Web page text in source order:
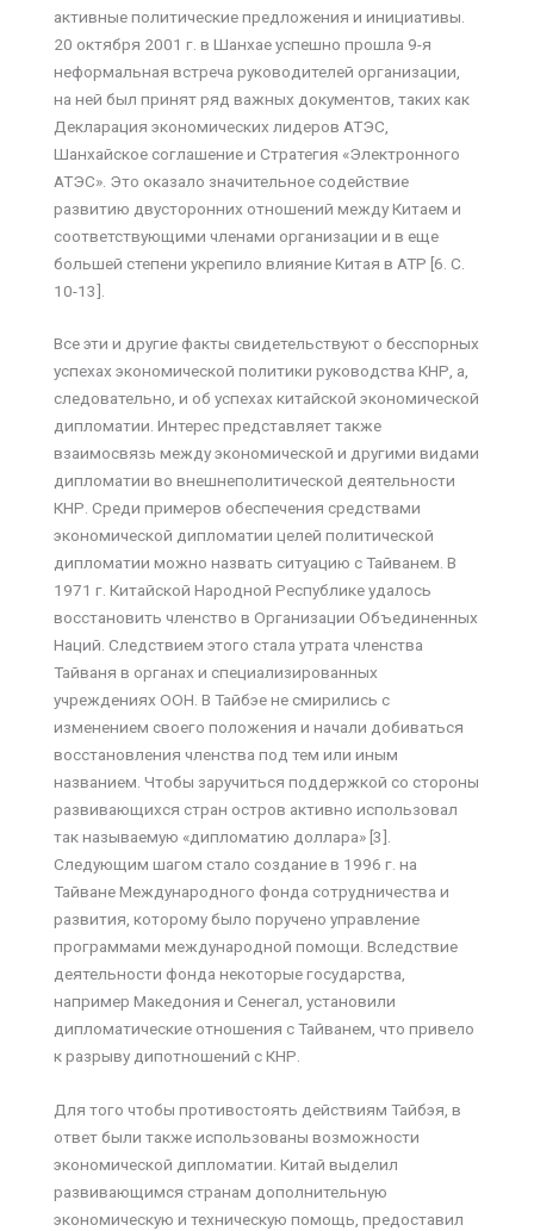
активные политические предложения и инициативы.
20 октября 2001 г. в Шанхае успешно прошла 9-я
неформальная встреча руководителей организации,
на ней был принят ряд важных документов, таких как
Декларация экономических лидеров АТЭС,
Шанхайское соглашение и Стратегия «Электронного
АТЭС». Это оказало значительное содействие
развитию двусторонних отношений между Китаем и
соответствующими членами организации и в еще
большей степени укрепило влияние Китая в АТР [6. С.
10-13].
Все эти и другие факты свидетельствуют о бесспорных
успехах экономической политики руководства КНР, а,
следовательно, и об успехах китайской экономической
дипломатии. Интерес представляет также
взаимосвязь между экономической и другими видами
дипломатии во внешнеполитической деятельности
КНР. Среди примеров обеспечения средствами
экономической дипломатии целей политической
дипломатии можно назвать ситуацию с Тайванем. В
1971 г. Китайской Народной Республике удалось
восстановить членство в Организации Объединенных
Наций. Следствием этого стала утрата членства
Тайваня в органах и специализированных
учреждениях ООН. В Тайбэе не смирились с
изменением своего положения и начали добиваться
восстановления членства под тем или иным
названием. Чтобы заручиться поддержкой со стороны
развивающихся стран остров активно использовал
так называемую «дипломатию доллара» [3].
Следующим шагом стало создание в 1996 г. на
Тайване Международного фонда сотрудничества и
развития, которому было поручено управление
программами международной помощи. Вследствие
деятельности фонда некоторые государства,
например Македония и Сенегал, установили
дипломатические отношения с Тайванем, что привело
к разрыву дипотношений с КНР.
Для того чтобы противостоять действиям Тайбэя, в
ответ были также использованы возможности
экономической дипломатии. Китай выделил
развивающимся странам дополнительную
экономическую и техническую помощь, предоставил